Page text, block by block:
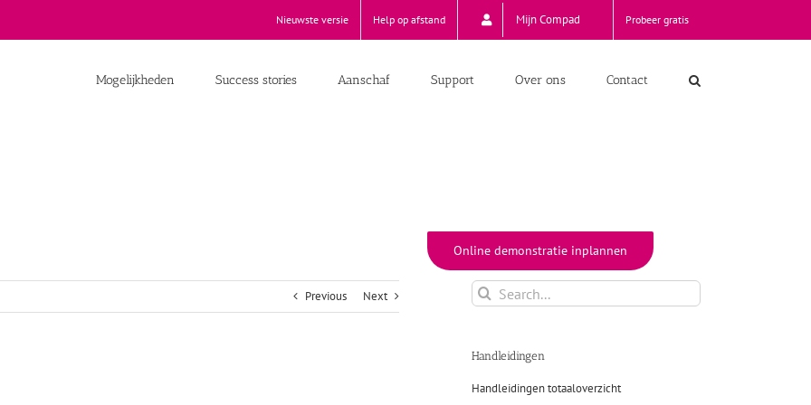
Nieuwste versie Help op afstand Mijn Compad Probeer gratis
Mogelijkheden Success stories Aanschaf Support Over ons Contact
Online demonstratie inplannen
Previous Next
Search
for:
Handleidingen
Handleidingen totaaloverzicht